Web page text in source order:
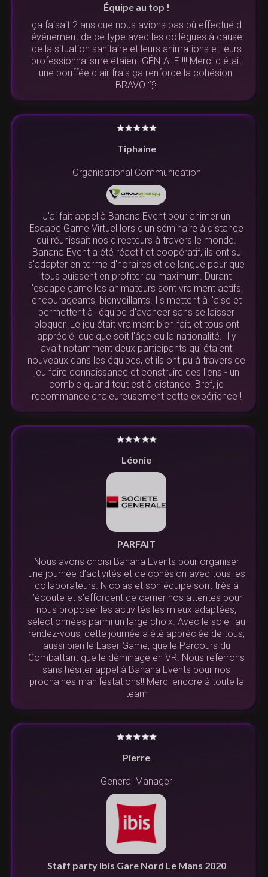
Équipe au top !
ça faisait 2 ans que nous avions pas pû effectué d
événement de ce type avec les collègues à cause
de la situation sanitaire et leurs animations et leurs
professionnalisme étaient GÉNIALE !!! Merci c était
une bouffée d air frais ça renforce la cohésion.
BRAVO 🎊
Tiphaine
Organisational Communication
J'ai fait appel à Banana Event pour animer un
Escape Game Virtuel lors d'un séminaire à distance
qui réunissait nos directeurs à travers le monde.
Banana Event a été réactif et coopératif, ils ont su
s'adapter en terme d'horaires et de langue pour que
tous puissent en profiter au maximum. Durant
l'escape game les animateurs sont vraiment actifs,
encourageants, bienveillants. Ils mettent à l'aise et
permettent à l'équipe d'avancer sans se laisser
bloquer. Le jeu était vraiment bien fait, et tous ont
apprécié, quelque soit l'âge ou la nationalité. Il y
avait notamment deux participants qui étaient
nouveaux dans les équipes, et ils ont pu à travers ce
jeu faire connaissance et construire des liens - un
comble quand tout est à distance. Bref, je
recommande chaleureusement cette expérience !
Léonie
PARFAIT
Nous avons choisi Banana Events pour organiser
une journée d’activités et de cohésion avec tous les
collaborateurs. Nicolas et son équipe sont très à
l’écoute et s’efforcent de cerner nos attentes pour
nous proposer les activités les mieux adaptées,
sélectionnées parmi un large choix. Avec le soleil au
rendez-vous, cette journée a été appréciée de tous,
aussi bien le Laser Game, que le Parcours du
Combattant que le déminage en VR. Nous referrons
sans hésiter appel à Banana Events pour nos
prochaines manifestations!! Merci encore à toute la
team
Pierre
General Manager
Staff party Ibis Gare Nord Le Mans 2020